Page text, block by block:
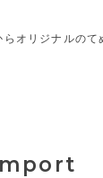
オリジナルのて